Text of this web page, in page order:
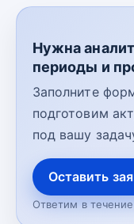
Нужна
периоды и
Заполните
подготовим
под вашу
Оставить
Ответим в